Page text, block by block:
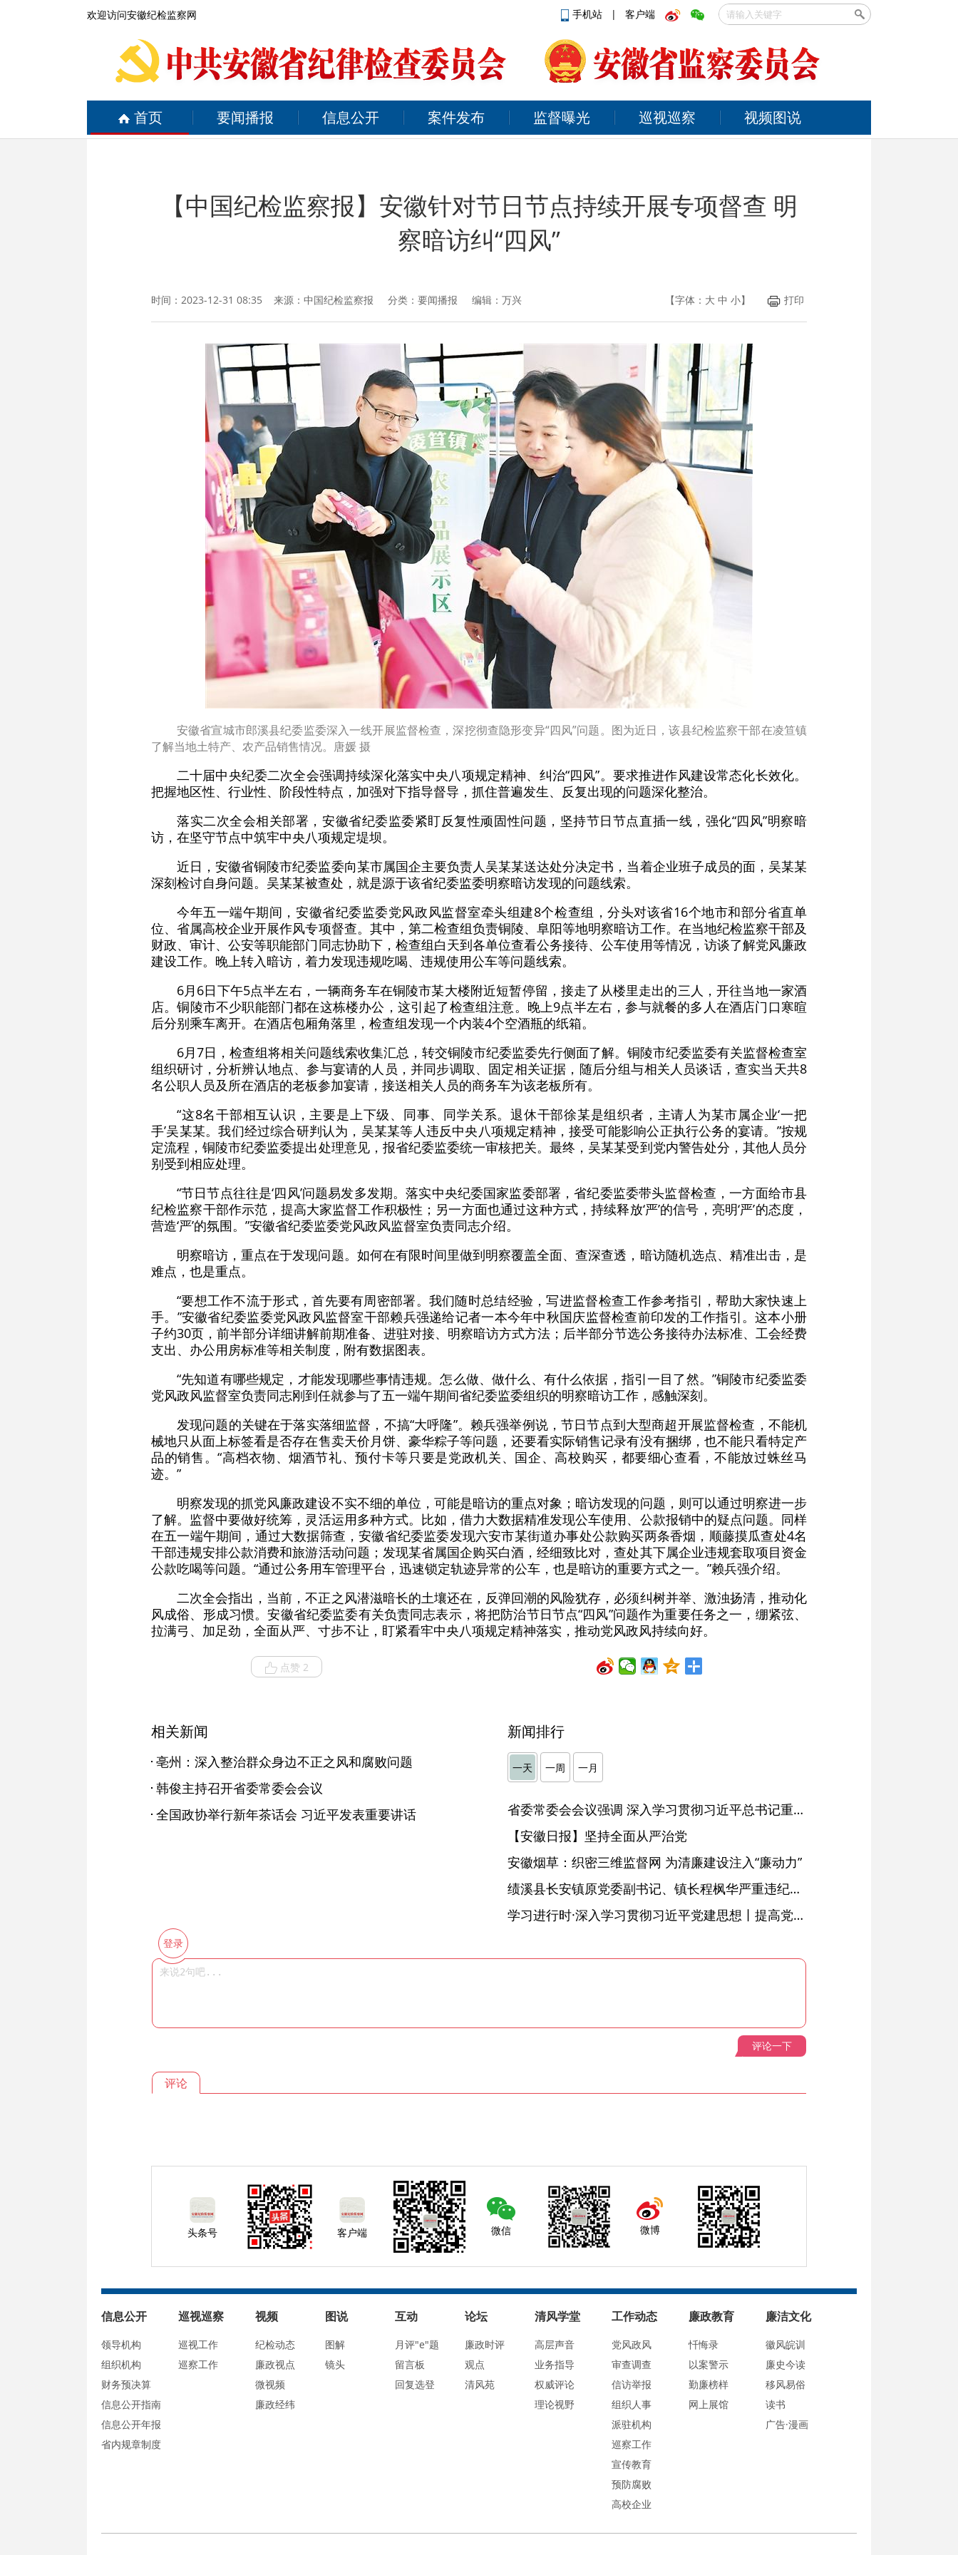
欢迎访问安徽纪检监察网 手机站 | 客户端
首页 要闻播报 信息公开 案件发布 监督曝光 巡视巡察 视频图说
【中国纪检监察报】安徽针对节日节点持续开展专项督查 明
察暗访纠“四风”
时间：2023-12-31 08:35 来源： 中国纪检监察报 分类：要闻播报 编辑：万兴 【字体： 大 中 小】 打印
安徽省宣城市郎溪县纪委监委深入一线开展监督检查，深挖彻查隐形变异“四风”问题。图为近日，该县纪检监察干部在凌笪镇
了解当地土特产、农产品销售情况。唐媛 摄
二十届中央纪委二次全会强调持续深化落实中央八项规定精神、纠治“四风”。要求推进作风建设常态化长效化。
把握地区性、行业性、阶段性特点，加强对下指导督导，抓住普遍发生、反复出现的问题深化整治。
落实二次全会相关部署，安徽省纪委监委紧盯反复性顽固性问题，坚持节日节点直插一线，强化“四风”明察暗
访，在坚守节点中筑牢中央八项规定堤坝。
近日，安徽省铜陵市纪委监委向某市属国企主要负责人吴某某送达处分决定书，当着企业班子成员的面，吴某某
深刻检讨自身问题。吴某某被查处，就是源于该省纪委监委明察暗访发现的问题线索。
今年五一端午期间，安徽省纪委监委党风政风监督室牵头组建8个检查组，分头对该省16个地市和部分省直单
位、省属高校企业开展作风专项督查。其中，第二检查组负责铜陵、阜阳等地明察暗访工作。在当地纪检监察干部及
财政、审计、公安等职能部门同志协助下，检查组白天到各单位查看公务接待、公车使用等情况，访谈了解党风廉政
建设工作。晚上转入暗访，着力发现违规吃喝、违规使用公车等问题线索。
6月6日下午5点半左右，一辆商务车在铜陵市某大楼附近短暂停留，接走了从楼里走出的三人，开往当地一家酒
店。铜陵市不少职能部门都在这栋楼办公，这引起了检查组注意。晚上9点半左右，参与就餐的多人在酒店门口寒暄
后分别乘车离开。在酒店包厢角落里，检查组发现一个内装4个空酒瓶的纸箱。
6月7日，检查组将相关问题线索收集汇总，转交铜陵市纪委监委先行侧面了解。铜陵市纪委监委有关监督检查室
组织研讨，分析辨认地点、参与宴请的人员，并同步调取、固定相关证据，随后分组与相关人员谈话，查实当天共8
名公职人员及所在酒店的老板参加宴请，接送相关人员的商务车为该老板所有。
“这8名干部相互认识，主要是上下级、同事、同学关系。退休干部徐某是组织者，主请人为某市属企业‘一把
手’吴某某。我们经过综合研判认为，吴某某等人违反中央八项规定精神，接受可能影响公正执行公务的宴请。”按规
定流程，铜陵市纪委监委提出处理意见，报省纪委监委统一审核把关。最终，吴某某受到党内警告处分，其他人员分
别受到相应处理。
“节日节点往往是‘四风’问题易发多发期。落实中央纪委国家监委部署，省纪委监委带头监督检查，一方面给市县
纪检监察干部作示范，提高大家监督工作积极性；另一方面也通过这种方式，持续释放‘严’的信号，亮明‘严’的态度，
营造‘严’的氛围。”安徽省纪委监委党风政风监督室负责同志介绍。
明察暗访，重点在于发现问题。如何在有限时间里做到明察覆盖全面、查深查透，暗访随机选点、精准出击，是
难点，也是重点。
“要想工作不流于形式，首先要有周密部署。我们随时总结经验，写进监督检查工作参考指引，帮助大家快速上
手。”安徽省纪委监委党风政风监督室干部赖兵强递给记者一本今年中秋国庆监督检查前印发的工作指引。这本小册
子约30页，前半部分详细讲解前期准备、进驻对接、明察暗访方式方法；后半部分节选公务接待办法标准、工会经费
支出、办公用房标准等相关制度，附有数据图表。
“先知道有哪些规定，才能发现哪些事情违规。怎么做、做什么、有什么依据，指引一目了然。”铜陵市纪委监委
党风政风监督室负责同志刚到任就参与了五一端午期间省纪委监委组织的明察暗访工作，感触深刻。
发现问题的关键在于落实落细监督，不搞“大呼隆”。赖兵强举例说，节日节点到大型商超开展监督检查，不能机
械地只从面上标签看是否存在售卖天价月饼、豪华粽子等问题，还要看实际销售记录有没有捆绑，也不能只看特定产
品的销售。“高档衣物、烟酒节礼、预付卡等只要是党政机关、国企、高校购买，都要细心查看，不能放过蛛丝马
迹。”
明察发现的抓党风廉政建设不实不细的单位，可能是暗访的重点对象；暗访发现的问题，则可以通过明察进一步
了解。监督中要做好统筹，灵活运用多种方式。比如，借力大数据精准发现公车使用、公款报销中的疑点问题。同样
在五一端午期间，通过大数据筛查，安徽省纪委监委发现六安市某街道办事处公款购买两条香烟，顺藤摸瓜查处4名
干部违规安排公款消费和旅游活动问题；发现某省属国企购买白酒，经细致比对，查处其下属企业违规套取项目资金
公款吃喝等问题。“通过公务用车管理平台，迅速锁定轨迹异常的公车，也是暗访的重要方式之一。”赖兵强介绍。
二次全会指出，当前，不正之风潜滋暗长的土壤还在，反弹回潮的风险犹存，必须纠树并举、激浊扬清，推动化
风成俗、形成习惯。安徽省纪委监委有关负责同志表示，将把防治节日节点“四风”问题作为重要任务之一，绷紧弦、
拉满弓、加足劲，全面从严、寸步不让，盯紧看牢中央八项规定精神落实，推动党风政风持续向好。
点赞 2
相关新闻
亳州：深入整治群众身边不正之风和腐败问题
韩俊主持召开省委常委会会议
全国政协举行新年茶话会 习近平发表重要讲话
新闻排行
一天 一周 一月
省委常委会会议强调 深入学习贯彻习近平总书记重要讲话精神 以高质量党建引领高质量发展 梁言顺主持并讲话
【安徽日报】坚持全面从严治党
安徽烟草：织密三维监督网 为清廉建设注入“廉动力”
绩溪县长安镇原党委副书记、镇长程枫华严重违纪违法被开除党籍和公职
学习进行时·深入学习贯彻习近平党建思想丨提高党的战斗力的法宝
登录
评论一下
评论
头条号 客户端 微信 微博
信息公开
领导机构
组织机构
财务预决算
信息公开指南
信息公开年报
省内规章制度
巡视巡察
巡视工作
巡察工作
视频
纪检动态
廉政视点
微视频
廉政经纬
图说
图解
镜头
互动
月评"e"题
留言板
回复选登
论坛
廉政时评
观点
清风苑
清风学堂
高层声音
业务指导
权威评论
理论视野
工作动态
党风政风
审查调查
信访举报
组织人事
派驻机构
巡察工作
宣传教育
预防腐败
高校企业
廉政教育
忏悔录
以案警示
勤廉榜样
网上展馆
廉洁文化
徽风皖训
廉史今读
移风易俗
读书
广告·漫画